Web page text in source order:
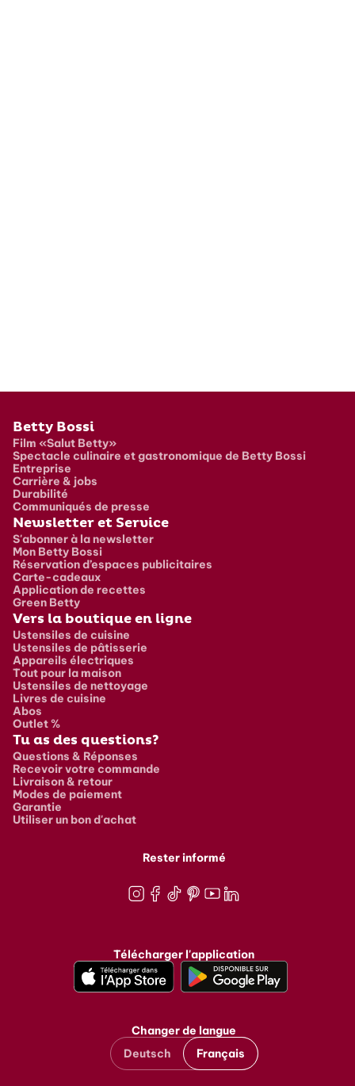
Pied de page
Betty Bossi
Film «Salut Betty»
Spectacle culinaire et gastronomique de Betty Bossi
Entreprise
Carrière & jobs
Durabilité
Communiqués de presse
Newsletter et Service
S'abonner à la newsletter
Mon Betty Bossi
Réservation d’espaces publicitaires
Carte-cadeaux
Application de recettes
Green Betty
Vers la boutique en ligne
Ustensiles de cuisine
Ustensiles de pâtisserie
Appareils électriques
Tout pour la maison
Ustensiles de nettoyage
Livres de cuisine
Abos
Outlet %
Tu as des questions?
Questions & Réponses
Recevoir votre commande
Livraison & retour
Modes de paiement
Garantie
Utiliser un bon d'achat
Rester informé
Télécharger l'application
Changer de langue
Deutsch
Français